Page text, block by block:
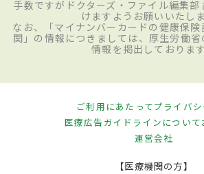
手数ですがドクターズ・ファイル編集
けますようお願いいたしま
なお、「マイナンバーカードの健康保
関」の情報につきましては、厚生労働省
情報を掲出しております
ご利用にあたってプライバ
医療広告ガイドラインについて
運営会社
【医療機関の方】